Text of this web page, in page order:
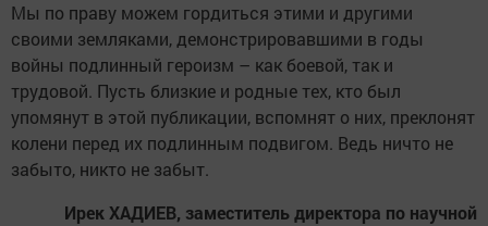
Мы по праву можем гордиться этими и другими
своими земляками, демонстрировавшими в годы
войны подлинный героизм – как боевой, так и
трудовой. Пусть близкие и родные тех, кто был
упомянут в этой публикации, вспомнят о них, преклонят
колени перед их подлинным подвигом. Ведь ничто не
забыто, никто не забыт.
Ирек ХАДИЕВ, заместитель директора по научной